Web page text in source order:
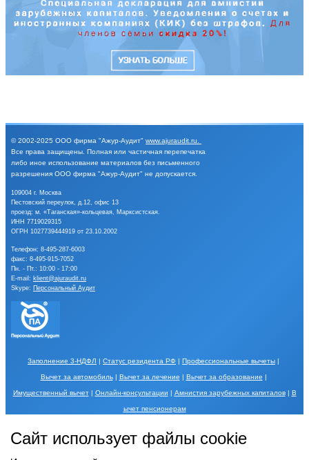
© 2002-2025 ООО фирма "Ажур-Аудит" www.ajuraudit.ru
Все права защищены. Полная или частичная перепечатка
либо иное использование материалов без письменного
разрешения ООО фирма "Ажур-Аудит" не допускается.
109004 г. Москва
Пестовский переулок, д.12, офис 13
проезд: м. «Таганская»-кольцевая, Марксистская.
ИНН 7719029315
ОГРН 1027739444919 от 23.10.2002
Телефон: 8-495-287-6003
факс: 8-495-915-7052
Пн. - Пт.: 10:00 - 17:00
E-mail: klient@ajuraudit.ru
Skype: Персональный Аудит
Заполнение 3-НДФЛ | Статус резидента РФ | Профессиональные вычеты |
Вычет за автомобиль| Вычет за лечение | Вычет за образование |
Имущественный вычет| Онлайн-консультации | Амнистия зарубежных капиталов| В
ычет пенсионерам
Порядок обработки Ваших персональных данных и меры по их защите описаны в
разделе
Обработка персональных данных Использование Сайта, в том числе
использование форм обратной связи, записи на косультацию, вопросов, отзывов и
Сайт использует файлы cookie